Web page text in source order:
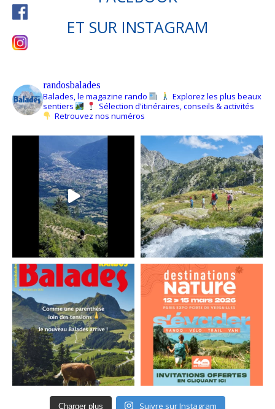
ET SUR INSTAGRAM
randosbalades
Balades, le magazine rando
Explorez les plus beaux
sentiers
Sélection d'itinéraires, conseils & activités
Retrouvez nos numéros
Charger plus Suivre sur Instagram